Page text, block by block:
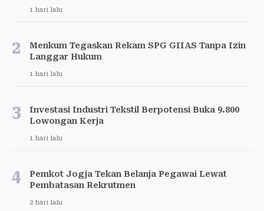
1 hari lalu
2
Menkum Tegaskan Rekam SPG GIIAS Tanpa Izin
Langgar Hukum
1 hari lalu
3
Investasi Industri Tekstil Berpotensi Buka 9.800
Lowongan Kerja
1 hari lalu
4
Pemkot Jogja Tekan Belanja Pegawai Lewat
Pembatasan Rekrutmen
2 hari lalu